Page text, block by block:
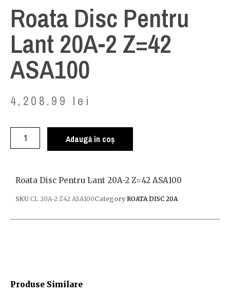
Roata Disc Pentru
Lant 20A-2 Z=42
ASA100
4,208.99 lei
Adaugă în coș
Produse Similare
Roata Disc Pentru Lant 20A-2 Z=42 ASA100
SKU CL 20A-2 Z42 ASA100Category ROATA DISC 20A